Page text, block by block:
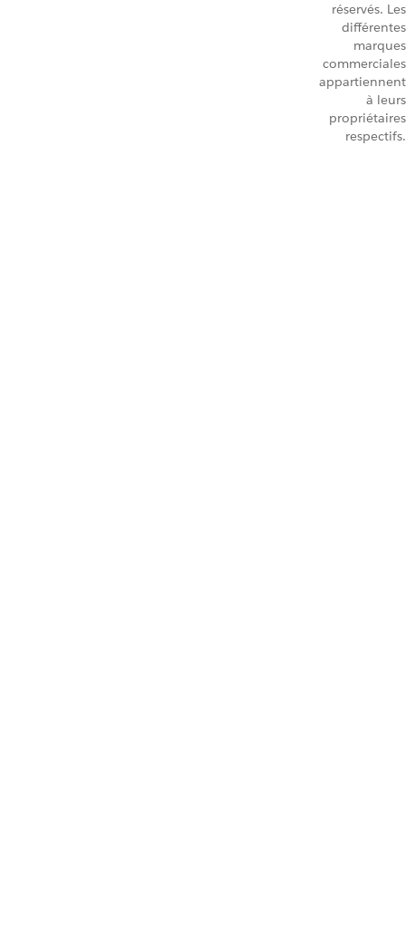
réservés. Les
différentes
marques
commerciales
appartiennent
à leurs
propriétaires
respectifs.